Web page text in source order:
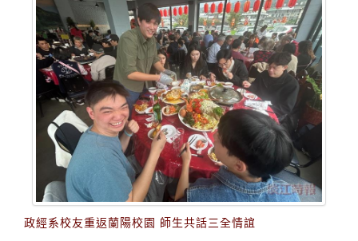
政經系校友重返蘭陽校園 師生共話三全情誼